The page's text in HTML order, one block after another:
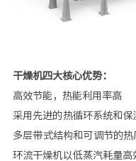
干燥机四大核心优势：
高效节能，热能利用率高
采用先进的热循环系统和
多层带式结构和可调节的
环流干燥机以低蒸汽耗量